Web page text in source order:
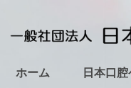
ホーム 日本口